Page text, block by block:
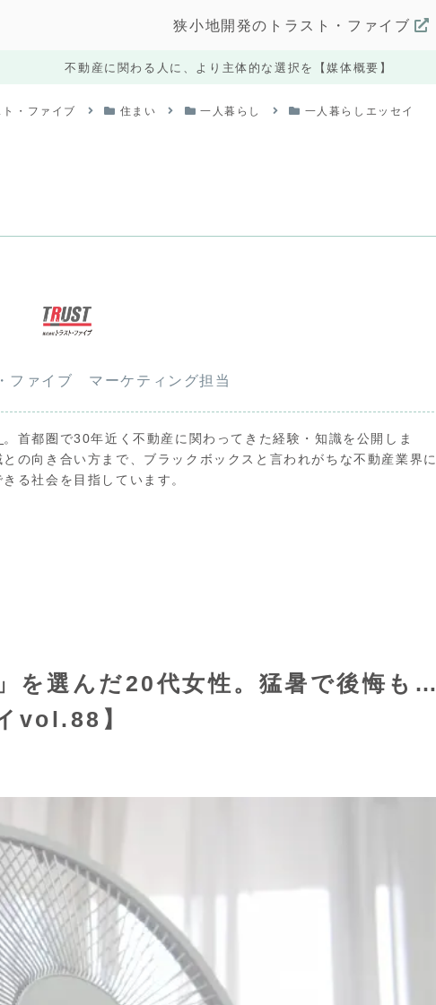
狭小地開発のトラスト・ファイブ
不動産に関わる人に、より主体的な選択を【媒体概要】
・ファイブ 住まい 一人暮らし 一人暮らしエッセイ
を選んだ20代女性。猛暑で後悔も…
vol.88】
ファイブ マーケティング担当
。首都圏で30年近く不動産に関わってきた経験・知識を公開しま
の向き合い方まで、ブラックボックスと言われがちな不動産業界に
る社会を目指しています。